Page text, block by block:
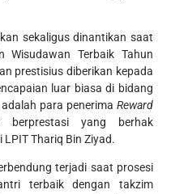
sekaligus dinantikan saat
Wisudawan Terbaik Tahun
prestisius diberikan kepada
luar biasa di bidang
para penerima Reward
yang berhak
Thariq Bin Ziyad.
terjadi saat prosesi
terbaik dengan takzim